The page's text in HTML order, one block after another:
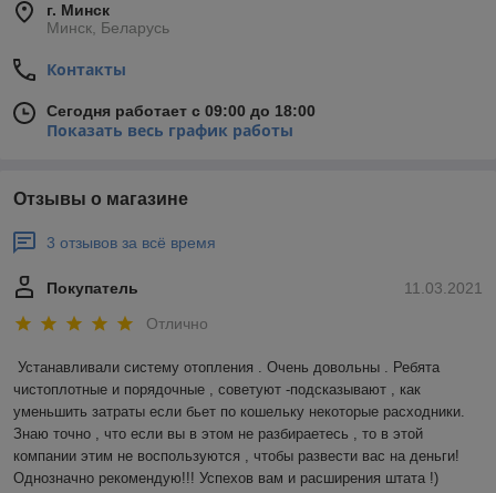
г. Минск
Минск, Беларусь
Контакты
Сегодня работает с 09:00 до 18:00
Показать весь график работы
Отзывы о магазине
3 отзывов за всё время
11.03.2021
Покупатель
Отлично
Устанавливали систему отопления . Очень довольны . Ребята
чистоплотные и порядочные , советуют -подсказывают , как
уменьшить затраты если бьет по кошельку некоторые расходники.
Знаю точно , что если вы в этом не разбираетесь , то в этой
компании этим не воспользуются , чтобы развести вас на деньги!
Однозначно рекомендую!!! Успехов вам и расширения штата !)